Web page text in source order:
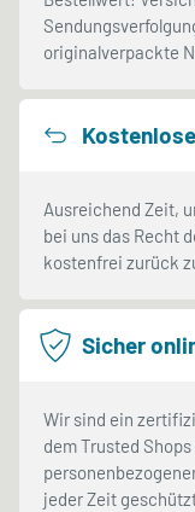
originalverpackte
Ausreichend Zeit,
bei uns das Recht
kostenfrei zurück
Sicher
Wir sind ein
dem Trusted
jeder Zeit